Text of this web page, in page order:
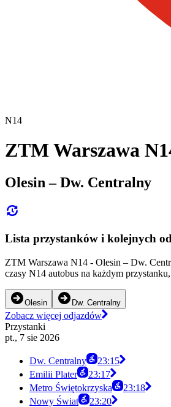
N14
ZTM Warszawa
Olesin – Dw. Centralny
Lista przystanków i kolejnych
ZTM Warszawa N14 - Olesin – Dw.
czasy N14 autobus na każdym
Olesin Dw. Centralny
Zobacz więcej odjazdów
Przystanki
pt., 7 sie 2026
Dw. Centralny
23:15
Emilii Plater
23:17
Metro Świętokrzyska
23:18
Nowy Świat
23:20